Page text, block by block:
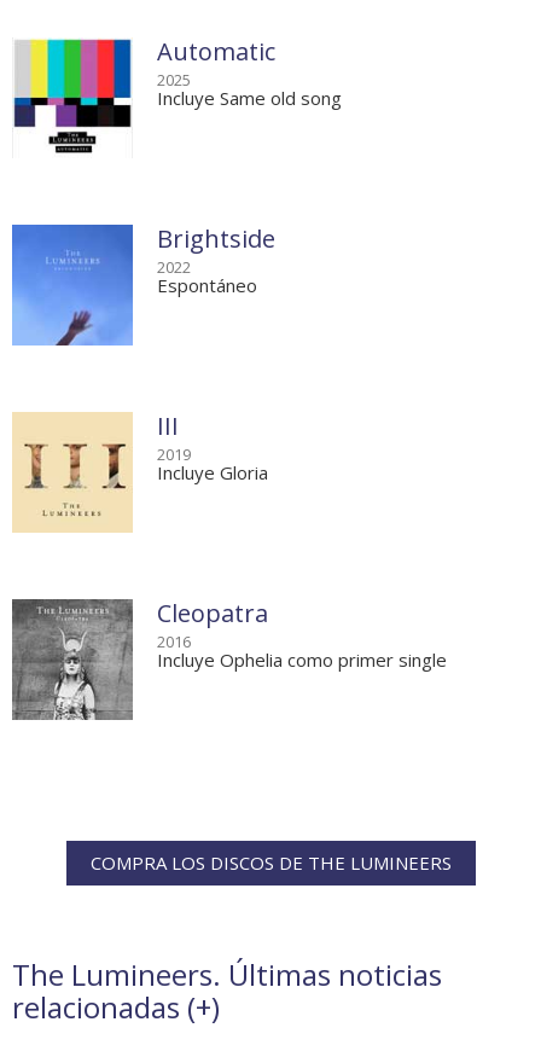
Automatic
2025
Incluye Same old song
Brightside
2022
Espontáneo
III
2019
Incluye Gloria
Cleopatra
2016
Incluye Ophelia como primer single
COMPRA LOS DISCOS DE THE LUMINEERS
The Lumineers. Últimas noticias
relacionadas (+)